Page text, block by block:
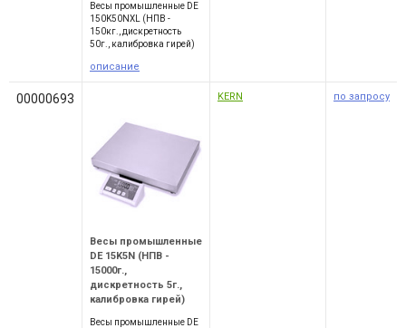
Весы промышленные DE
150K50NXL (НПВ -
150кг., дискретность
50г., калибровка гирей)
описание
00000693
Весы промышленные
DE 15K5N (НПВ -
15000г.,
дискретность 5г.,
калибровка гирей)
Весы промышленные DE
KERN по запросу